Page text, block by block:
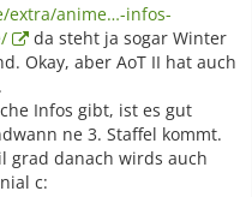
extra/anime…-infos-
da steht ja sogar Winter
Okay, aber AoT II hat auch
Infos gibt, ist es gut
ne 3. Staffel kommt.
grad danach wirds auch
c: